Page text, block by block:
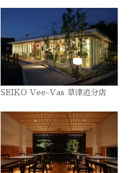
SEIKO Vee-Vas 草津追分店